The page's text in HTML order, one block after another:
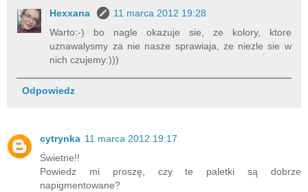
Hexxana
11 marca 2012 19:28
Warto:-) bo nagle okazuje sie, ze kolory, ktore
uznawalysmy za nie nasze sprawiaja, ze niezle sie w
nich czujemy:)))
Odpowiedz
cytrynka 11 marca 2012 19:17
Świetne!!
Powiedz mi proszę, czy te paletki są dobrze
napigmentowane?